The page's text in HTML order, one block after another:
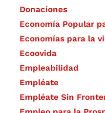
Donaciones
Economía Popular
Economías para la
Ecoovida
Empleabilidad
Empléate
Empléate Sin